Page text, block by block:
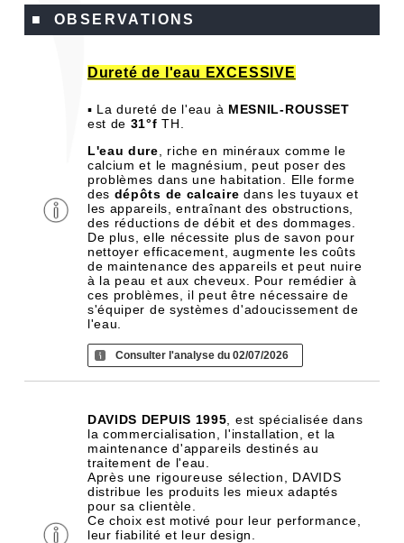
■ OBSERVATIONS
Dureté de l'eau EXCESSIVE
▪ La dureté de l'eau à MESNIL-ROUSSET
est de 31°f TH.
L'eau dure , riche en minéraux comme le
calcium et le magnésium, peut poser des
problèmes dans une habitation. Elle forme
des dépôts de calcaire dans les tuyaux et
les appareils, entraînant des obstructions,
des réductions de débit et des dommages.
De plus, elle nécessite plus de savon pour
nettoyer efficacement, augmente les coûts
de maintenance des appareils et peut nuire
à la peau et aux cheveux. Pour remédier à
ces problèmes, il peut être nécessaire de
s'équiper de systèmes d'adoucissement de
l'eau.
Consulter l'analyse du 02/07/2026
DAVIDS DEPUIS 1995 , est spécialisée dans
la commercialisation, l'installation, et la
maintenance d'appareils destinés au
traitement de l'eau.
Après une rigoureuse sélection, DAVIDS
distribue les produits les mieux adaptés
pour sa clientèle.
Ce choix est motivé pour leur performance,
leur fiabilité et leur design.